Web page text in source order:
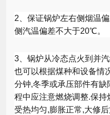
2 、保证锅炉左右侧烟温
侧汽温偏差不大于20℃。
3 、锅炉从冷态点火到并
也可以根据煤种和设备情
分钟,冬季或承压部件有缺
程中应注意燃烧调整.保持
受热均匀,膨胀正常,大修